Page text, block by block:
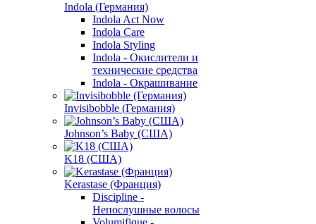
Indola (Германия)
Indola Act Now
Indola Care
Indola Styling
Indola - Окислители и
технические средства
Indola - Окрашивание
Invisibobble (Германия)
Johnson’s Baby (США)
K18 (США)
Kerastase (Франция)
Discipline -
Непослушные волосы